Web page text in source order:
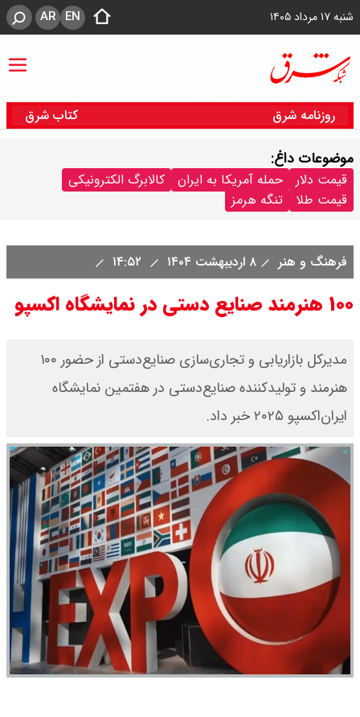
شنبه ۱۷ مرداد ۱۴۰۵ EN
AR
روزنامه شرق کتاب شرق
موضوعات داغ:
قیمت دلار حمله آمریکا به ایران
کالابرگ الکترونیکی
قیمت طلا
تنگه هرمز
فرهنگ و هنر ۸ اردیبهشت ۱۴۰۴
۱۰۰ هنرمند صنایع دستی در نمایشگاه اکسپو
مدیرکل بازاریابی و تجاری‌سازی صنایع‌دستی از حضور ۱۰۰
هنرمند و تولیدکننده صنایع‌دستی در هفتمین نمایشگاه
ایران‌اکسپو ۲۰۲۵ خبر داد.